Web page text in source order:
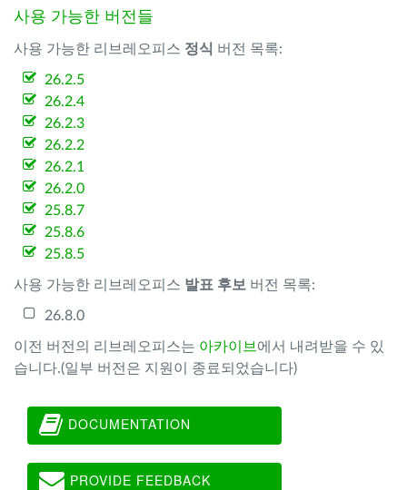
사용 가능한 버전들
사용 가능한 리브레오피스 정식 버전 목록:
26.2.5
26.2.4
26.2.3
26.2.2
26.2.1
26.2.0
25.8.7
25.8.6
25.8.5
사용 가능한 리브레오피스 발표 후보 버전 목록:
26.8.0
이전 버전의 리브레오피스는 아카이브 에서 내려받을 수 있
습니다.(일부 버전은 지원이 종료되었습니다)
DOCUMENTATION
PROVIDE FEEDBACK